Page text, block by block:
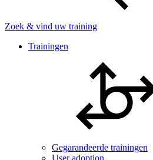
Zoek & vind uw training
Trainingen
Gegarandeerde trainingen
User adoption